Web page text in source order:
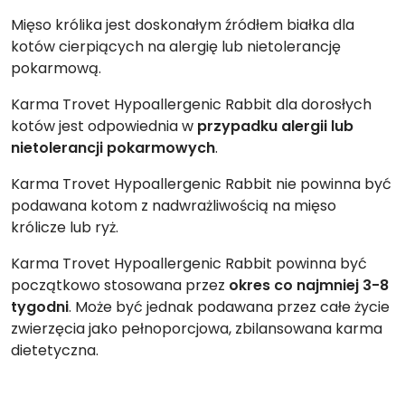
Mięso królika jest doskonałym źródłem białka dla
kotów cierpiących na alergię lub nietolerancję
pokarmową.
Karma Trovet Hypoallergenic Rabbit dla dorosłych
kotów jest odpowiednia w przypadku alergii lub
nietolerancji pokarmowych.
Karma Trovet Hypoallergenic Rabbit nie powinna być
podawana kotom z nadwrażliwością na mięso
królicze lub ryż.
Karma Trovet Hypoallergenic Rabbit powinna być
początkowo stosowana przez okres co najmniej 3-8
tygodni. Może być jednak podawana przez całe życie
zwierzęcia jako pełnoporcjowa, zbilansowana karma
dietetyczna.